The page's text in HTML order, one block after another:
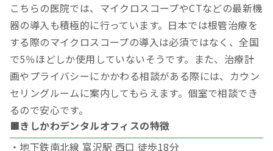
こちらの医院では、マイクロスコープやCTなどの最新機
器の導入も積極的に行っています。日本では根管治療を
する際のマイクロスコープの導入は必須ではなく、全国
で5％ほどしか使用していないそうです。また、治療計
画やプライバシーにかかわる相談がある際には、カウン
セリングルームに案内してもらえます。個室で相談でき
るので安心です。
■きしかわデンタルオフィスの特徴
・地下鉄南北線 富沢駅 西口 徒歩18分